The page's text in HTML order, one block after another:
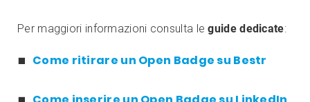
Per maggiori informazioni consulta le guide dedicate:
Come ritirare un Open Badge su Bestr